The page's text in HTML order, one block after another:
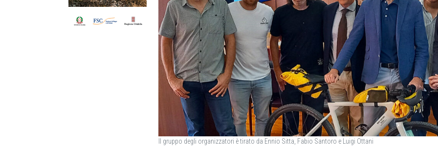
Il gruppo degli organizzatori è tirato da Ennio Sitta, Fabio Santoro e Luigi Ottani